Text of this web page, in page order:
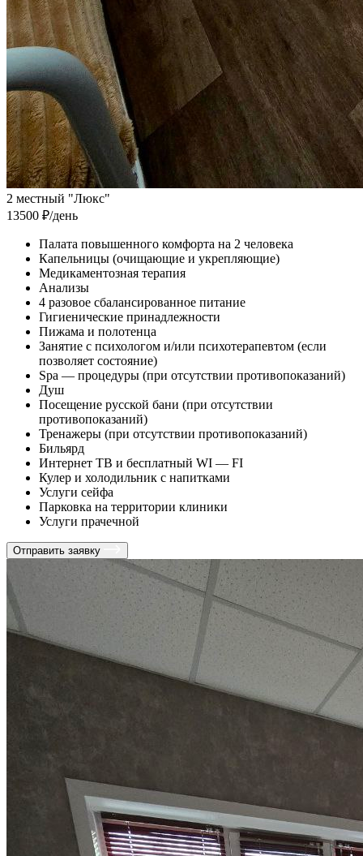
2 местный "Люкс"
13500 ₽/день
Палата повышенного комфорта на 2 человека
Капельницы (очищающие и укрепляющие)
Медикаментозная терапия
Анализы
4 разовое сбалансированное питание
Гигиенические принадлежности
Пижама и полотенца
Занятие с психологом и/или психотерапевтом (если
позволяет состояние)
Spa — процедуры (при отсутствии противопоказаний)
Душ
Посещение русской бани (при отсутствии
противопоказаний)
Тренажеры (при отсутствии противопоказаний)
Бильярд
Интернет ТВ и бесплатный WI — FI
Кулер и холодильник с напитками
Услуги сейфа
Парковка на территории клиники
Услуги прачечной
Отправить заявку